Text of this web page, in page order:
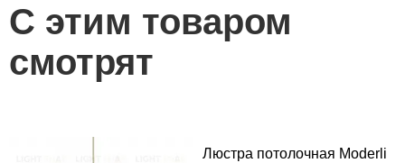
С этим товаром
смотрят
Люстра потолочная Moderli